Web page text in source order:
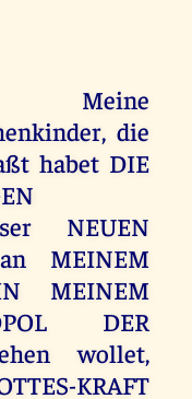
die
habet DIE
NEUEN
MEINEM
MEINEM
DER
wollet,
KRAFT